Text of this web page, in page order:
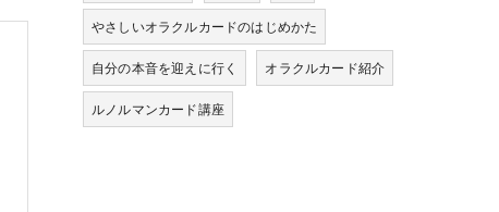
やさしいオラクルカードのはじめかた
自分の本音を迎えに行く オラクルカード紹介
ルノルマンカード講座